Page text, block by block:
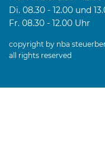
Di. 08.30 - 12.00 und
Fr. 08.30 - 12.00 Uhr
copyright by nba
all rights reserved